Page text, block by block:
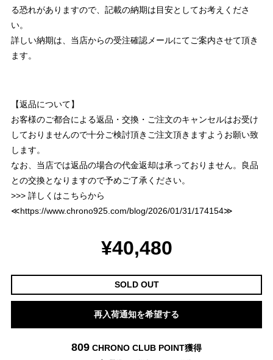
る恐れがありますので、記載の納期は目安としてお考えくださ
い。
詳しい納期は、当店からの受注確認メールにてご案内させて頂き
ます。
【返品について】
お客様のご都合による返品・交換・ご注文のキャンセルはお受け
しておりませんので十分ご検討頂きご注文頂きますようお願い致
します。
なお、当店では返品の場合の代金返却は承っておりません。良品
との交換となりますので予めご了承ください。
>>> 詳しくはこちらから
≪https://www.chrono925.com/blog/2026/01/31/174154≫
¥40,480
SOLD OUT
再入荷通知を希望する
809 CHRONO CLUB POINT獲得